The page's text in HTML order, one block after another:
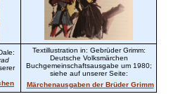
Textillustration in: Gebrüder Grimm:
Deutsche Volksmärchen
Buchgemeinschaftsausgabe um 1980;
siehe auf unserer Seite:
Märchenausgaben der Brüder Grimm